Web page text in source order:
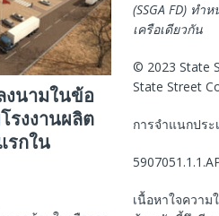
(SSGA FD) ทำห
เครือเดียวกัน
© 2023 State
State Street
การจำแนกปร
เนื้อหาใจควา
นามในข้อ
รงงานผลิต
รกใน